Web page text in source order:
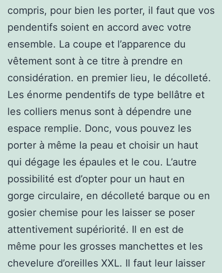
compris, pour bien les porter, il faut que vos
pendentifs soient en accord avec votre
ensemble. La coupe et l’apparence du
vêtement sont à ce titre à prendre en
considération. en premier lieu, le décolleté.
Les énorme pendentifs de type bellâtre et
les colliers menus sont à dépendre une
espace remplie. Donc, vous pouvez les
porter à même la peau et choisir un haut
qui dégage les épaules et le cou. L’autre
possibilité est d’opter pour un haut en
gorge circulaire, en décolleté barque ou en
gosier chemise pour les laisser se poser
attentivement supériorité. Il en est de
même pour les grosses manchettes et les
chevelure d’oreilles XXL. Il faut leur laisser